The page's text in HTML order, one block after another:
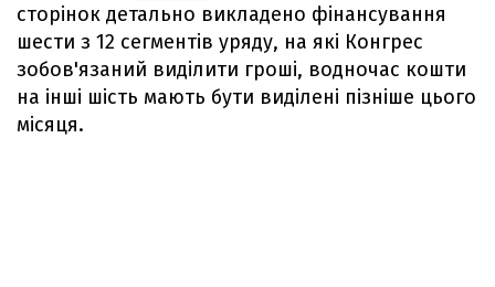
сторінок детально викладено фінансування
шести з 12 сегментів уряду, на які Конгрес
зобов'язаний виділити гроші, водночас кошти
на інші шість мають бути виділені пізніше цього
місяця.